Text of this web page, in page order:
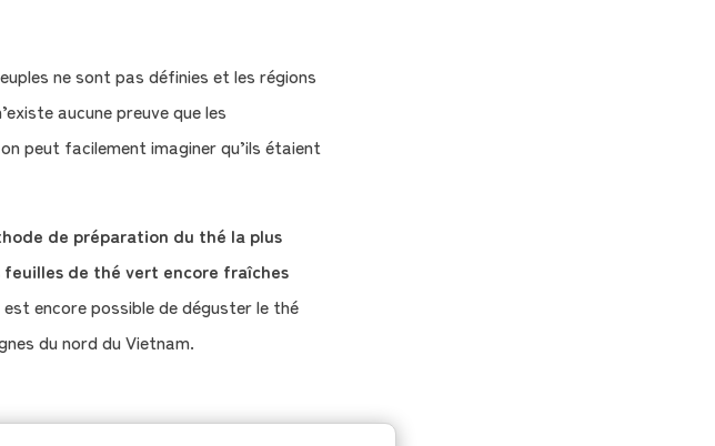
ne sont pas définies et les régions
aucune preuve que les
peut facilement imaginer qu’ils étaient
de préparation du thé la plus
de thé vert encore fraîches
est encore possible de déguster le thé
du nord du Vietnam.